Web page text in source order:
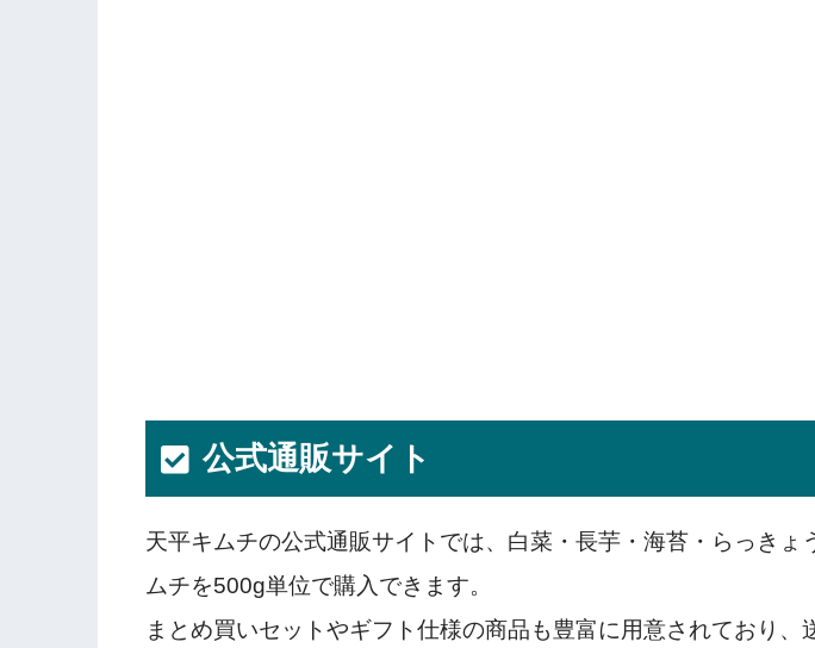
公式通販サイト
天平キムチの公式通販サイトでは、白菜・長芋・海苔・らっきょ
ムチを500g単位で購入できます。
まとめ買いセットやギフト仕様の商品も豊富に用意されており、